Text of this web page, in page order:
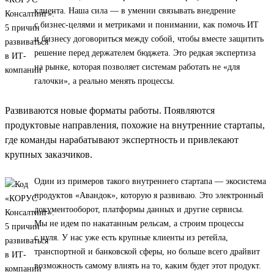
клиента. Наша сила — в умении связывать внедрение
с бизнес-целями и метриками и понимании, как помочь ИТ
и бизнесу договориться между собой, чтобы вместе защитить
решение перед держателем бюджета. Это редкая экспертиза
на рынке, которая позволяет системам работать не «для
галочки», а реально менять процессы.
Развиваются новые форматы работы. Появляются
продуктовые направления, похожие на внутренние стартапы,
где команды нарабатывают экспертность и привлекают
крупных заказчиков.
Один из примеров такого внутреннего стартапа — экосистема
продуктов «Авандок», которую я развиваю. Это электронный
документооборот, платформы данных и другие сервисы.
Мы не идем по накатанным рельсам, а строим процессы
с нуля. У нас уже есть крупные клиенты из ретейла,
транспортной и банковской сферы, но больше всего драйвит
возможность самому влиять на то, каким будет этот продукт.